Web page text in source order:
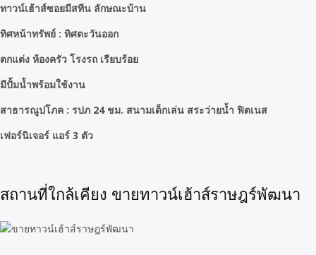
ทาวน์เฮ้าส์ซอยมีสทีน ลักษณะบ้าน
ทิศหน้าทรัพย์ : ทิศตะวันออก
ตกแต่ง ห้องครัว โรงรถ เรียบร้อย
มีปั้มน้ำพร้อมใช้งาน
สาธารณูปโภค : รปภ 24 ชม. สนามเด็กเล่น สระว่ายน้ำ ฟิตเนส
เฟอร์นิเจอร์ แอร์ 3 ตัว
สถานที่ใกล้เคียง ขายทาวน์เฮ้าส์ราษฎร์พัฒนา